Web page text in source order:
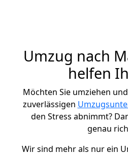
Umzug nach
helfen
Möchten Sie umziehen
zuverlässigen
den Stress abnimmt?
genau
Wir sind mehr als nur ein